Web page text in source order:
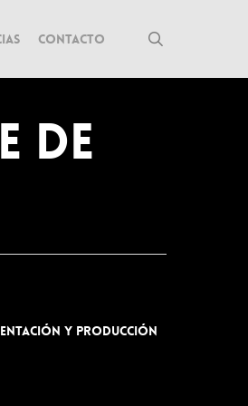
Contacto
de
y producción